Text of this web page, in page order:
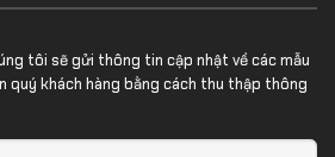
tôi sẽ gửi thông tin cập nhật về các mẫu
quý khách hàng bằng cách thu thập thông